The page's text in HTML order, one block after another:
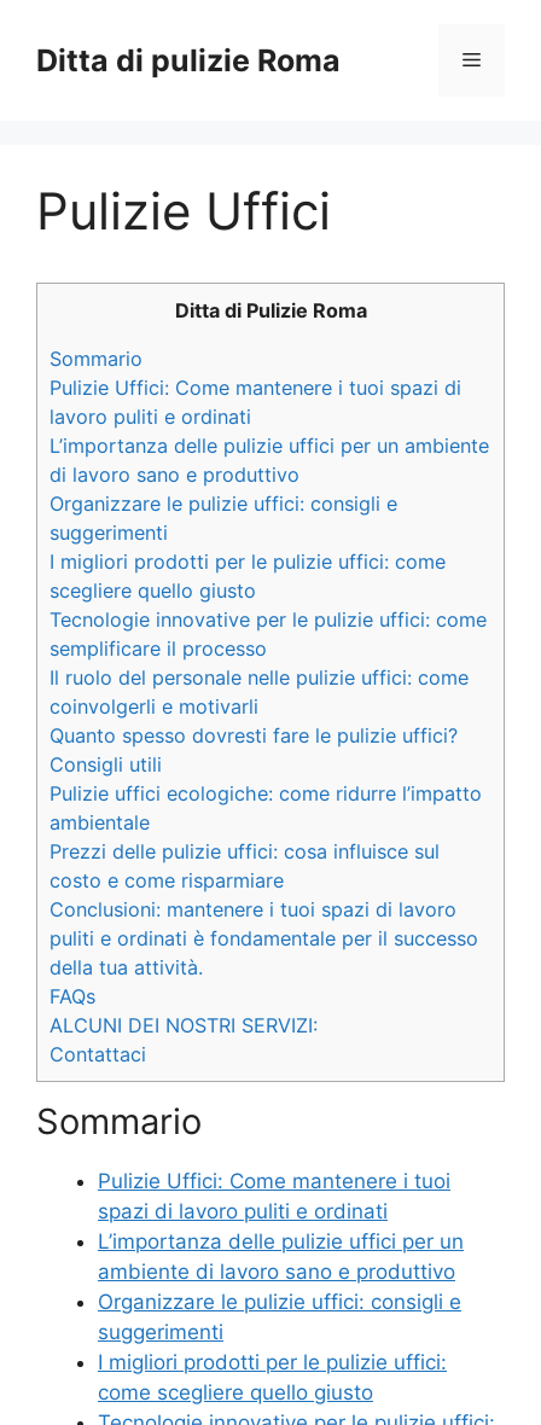
contenuto
Ditta di pulizie Roma Menu
Pulizie Uffici
Ditta di Pulizie Roma
Sommario
Pulizie Uffici: Come mantenere i tuoi spazi di
lavoro puliti e ordinati
L’importanza delle pulizie uffici per un ambiente
di lavoro sano e produttivo
Organizzare le pulizie uffici: consigli e
suggerimenti
I migliori prodotti per le pulizie uffici: come
scegliere quello giusto
Tecnologie innovative per le pulizie uffici: come
semplificare il processo
Il ruolo del personale nelle pulizie uffici: come
coinvolgerli e motivarli
Quanto spesso dovresti fare le pulizie uffici?
Consigli utili
Pulizie uffici ecologiche: come ridurre l’impatto
ambientale
Prezzi delle pulizie uffici: cosa influisce sul
costo e come risparmiare
Conclusioni: mantenere i tuoi spazi di lavoro
puliti e ordinati è fondamentale per il successo
della tua attività.
FAQs
ALCUNI DEI NOSTRI SERVIZI:
Contattaci
Sommario
Pulizie Uffici: Come mantenere i tuoi
spazi di lavoro puliti e ordinati
L’importanza delle pulizie uffici per un
ambiente di lavoro sano e produttivo
Organizzare le pulizie uffici: consigli e
suggerimenti
I migliori prodotti per le pulizie uffici:
come scegliere quello giusto